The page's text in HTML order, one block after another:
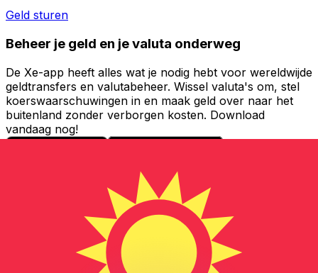
Geld sturen
Beheer je geld en je valuta onderweg
De Xe-app heeft alles wat je nodig hebt voor wereldwijde
geldtransfers en valutabeheer. Wissel valuta's om, stel
koerswaarschuwingen in en maak geld over naar het
buitenland zonder verborgen kosten. Download
vandaag nog!